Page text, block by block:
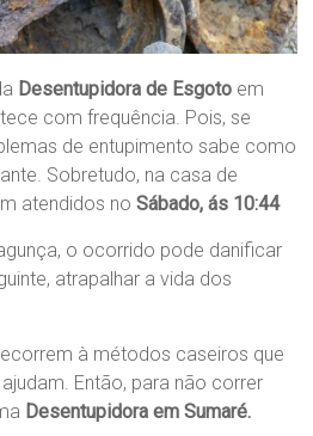
Desentupidora de Esgoto em
com frequência. Pois, se
de entupimento sabe como
Sobretudo, na casa de
atendidos noSábado, ás 10:44
o ocorrido pode danificar
atrapalhar a vida dos
à métodos caseiros que
Então, para não correr
Desentupidora em Sumaré.